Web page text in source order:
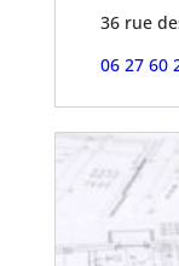
36 rue
06 27 60